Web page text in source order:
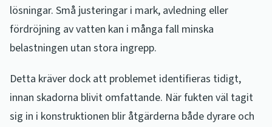
lösningar. Små justeringar i mark, avledning eller
fördröjning av vatten kan i många fall minska
belastningen utan stora ingrepp.
Detta kräver dock att problemet identifieras tidigt,
innan skadorna blivit omfattande. När fukten väl tagit
sig in i konstruktionen blir åtgärderna både dyrare och